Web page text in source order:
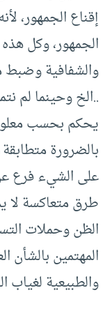
إقناع الجمهور،
الجمهور، وكل
والشفافية وضبط
..الخ وحينما لم
يحكم بحسب
بالضرورة
على الشيء فرع
طرق متعاكسة لا
الظن وحملات
المهتمين بالشأن
والطبيعية لغياب